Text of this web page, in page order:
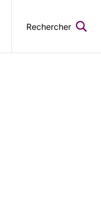
Rechercher